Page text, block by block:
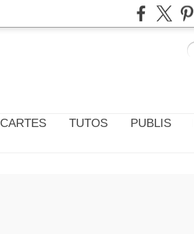
CARTES TUTOS PUBLIS